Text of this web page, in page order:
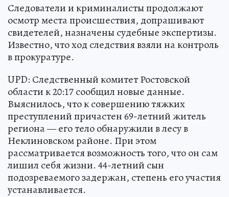
Следователи и криминалисты продолжают
осмотр места происшествия, допрашивают
свидетелей, назначены судебные экспертизы.
Известно, что ход следствия взяли на контроль
в прокуратуре.
UPD: Следственный комитет Ростовской
области к 20:17 сообщил новые данные.
Выяснилось, что к совершению тяжких
преступлений причастен 69-летний житель
региона — его тело обнаружили в лесу в
Неклиновском районе. При этом
рассматривается возможность того, что он сам
лишил себя жизни. 44-летний сын
подозреваемого задержан, степень его участия
устанавливается.